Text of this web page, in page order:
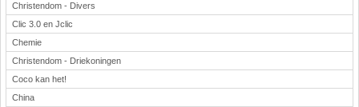
Christendom - Divers
Clic 3.0 en Jclic
Chemie
Christendom - Driekoningen
Coco kan het!
China